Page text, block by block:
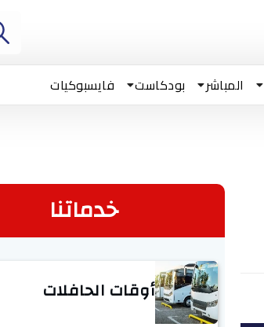
المباشر بودكاست فايسبوكيات
خدماتنا
أوقات الحافلات